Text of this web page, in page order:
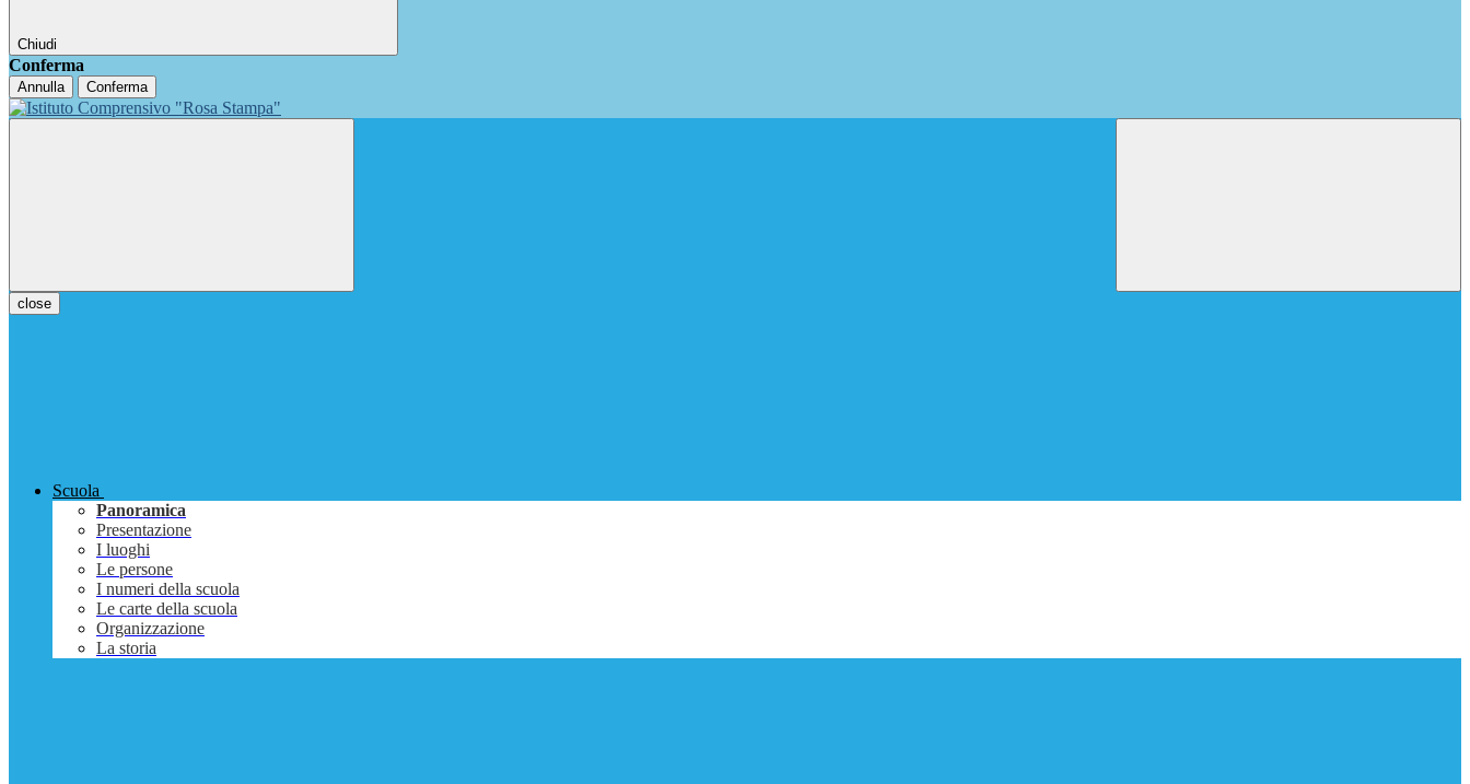
Chiudi
Conferma
Annulla Conferma
close
Scuola
Panoramica
Presentazione
I luoghi
Le persone
I numeri della scuola
Le carte della scuola
Organizzazione
La storia